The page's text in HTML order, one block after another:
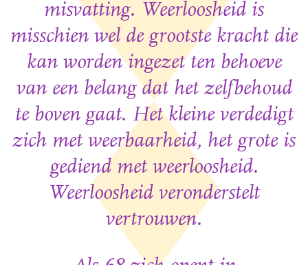
misvatting. Weerloosheid is
misschien wel de grootste kracht die
kan worden ingezet ten behoeve
van een belang dat het zelfbehoud
te boven gaat. Het kleine verdedigt
zich met weerbaarheid, het grote is
gediend met weerloosheid.
Weerloosheid veronderstelt
vertrouwen.